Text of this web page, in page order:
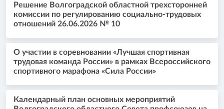
Решение Волгоградской областной трехсторонней
комиссии по регулированию социально-трудовых
отношений 26.06.2026 № 10
О участии в соревновании «Лучшая спортивная
трудовая команда России» в рамках Всероссийского
спортивного марафона «Сила России»
Календарный план основных мероприятий